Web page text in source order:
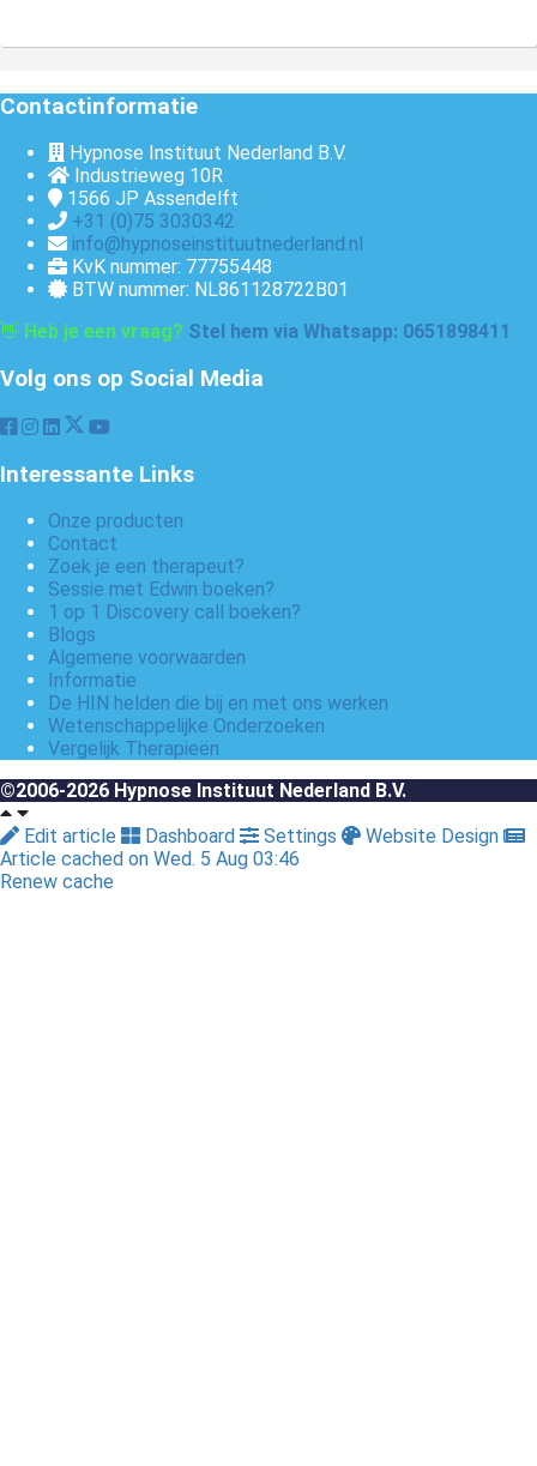
Contactinformatie
Hypnose Instituut Nederland B.V.
Industrieweg 10R
1566 JP Assendelft
+31 (0)75 3030342
info@hypnoseinstituutnederland.nl
KvK nummer: 77755448
BTW nummer: NL861128722B01
👋 Heb je een vraag? Stel hem via Whatsapp: 0651898411
Volg ons op Social Media
Interessante Links
Onze producten
Contact
Zoek je een therapeut?
Sessie met Edwin boeken?
1 op 1 Discovery call boeken?
Blogs
Algemene voorwaarden
Informatie
De HIN helden die bij en met ons werken
Wetenschappelijke Onderzoeken
Vergelijk Therapieën
©2006-2026 Hypnose Instituut Nederland B.V.
Edit article
Dashboard Settings
Website Design
Article cached on Wed. 5 Aug 03:46
Renew cache